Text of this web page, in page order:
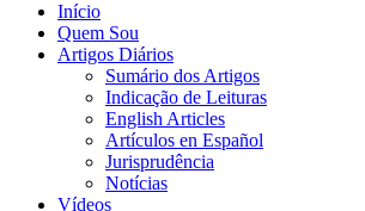
Início
Quem Sou
Artigos Diários
Sumário dos Artigos
Indicação de Leituras
English Articles
Artículos en Español
Jurisprudência
Notícias
Vídeos